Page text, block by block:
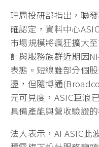
理周投研部指出，聯
確認定，資料中心
市場規模將瘋狂擴大
計與服務族群近期因
表態。短線雖部分個
盪，但隨博通
元可見度，ASIC巨浪
具備產能與營收驗證
法人表示，AI ASIC此